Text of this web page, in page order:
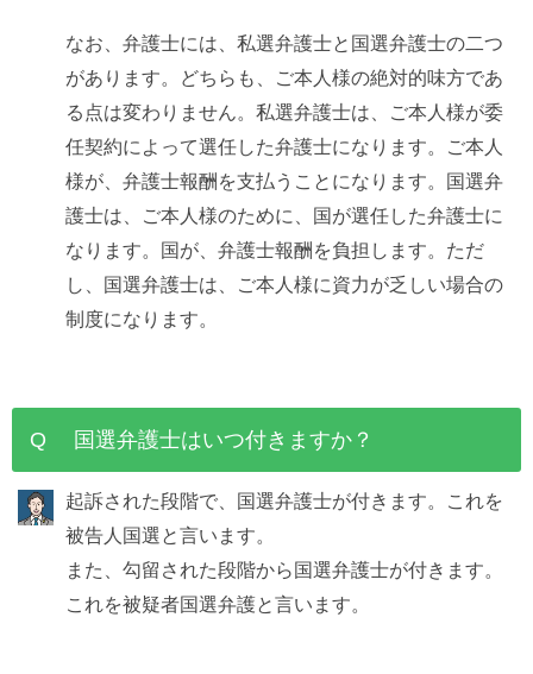
なお、弁護士には、私選弁護士と国選弁護士の二つ
があります。どちらも、ご本人様の絶対的味方であ
る点は変わりません。私選弁護士は、ご本人様が委
任契約によって選任した弁護士になります。ご本人
様が、弁護士報酬を支払うことになります。国選弁
護士は、ご本人様のために、国が選任した弁護士に
なります。国が、弁護士報酬を負担します。ただ
し、国選弁護士は、ご本人様に資力が乏しい場合の
制度になります。
Q 国選弁護士はいつ付きますか？
起訴された段階で、国選弁護士が付きます。これを
被告人国選と言います。
また、勾留された段階から国選弁護士が付きます。
これを被疑者国選弁護と言います。